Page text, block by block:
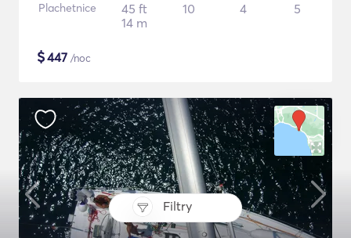
Filtry
Plachetnice
45 ft
14 m
10 4 5
$447 /noc